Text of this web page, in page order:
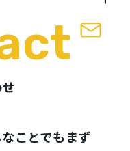
ことでもまず